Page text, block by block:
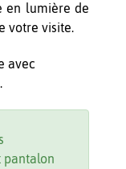
en lumière de
votre visite.
avec
pantalon